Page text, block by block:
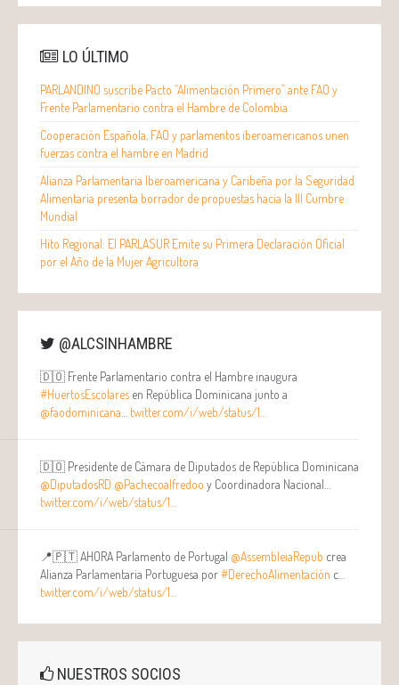
LO ÚLTIMO
PARLANDINO suscribe Pacto “Alimentación Primero” ante FAO y
Frente Parlamentario contra el Hambre de Colombia
Cooperación Española, FAO y parlamentos iberoamericanos unen
fuerzas contra el hambre en Madrid
Alianza Parlamentaria Iberoamericana y Caribeña por la Seguridad
Alimentaria presenta borrador de propuestas hacia la III Cumbre
Mundial
Hito Regional: El PARLASUR Emite su Primera Declaración Oficial
por el Año de la Mujer Agricultora
@ALCSINHAMBRE
🇩🇴 Frente Parlamentario contra el Hambre inaugura
#HuertosEscolares en República Dominicana junto a
@faodominicana
twitter.com/i/web/status/1…
🇩🇴 Presidente de Cámara de Diputados de República Dominicana
@DiputadosRD @Pachecoalfredoo y Coordinadora Nacional…
twitter.com/i/web/status/1…
📍🇵🇹 AHORA Parlamento de Portugal @AssembleiaRepub crea
Alianza Parlamentaria Portuguesa por#DerechoAlimentación c…
twitter.com/i/web/status/1…
NUESTROS SOCIOS